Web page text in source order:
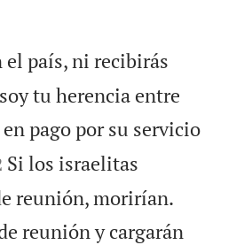
el país, ni recibirás
tu herencia entre
pago por su servicio
Si los israelitas
reunión, morirían.
reunión y cargarán